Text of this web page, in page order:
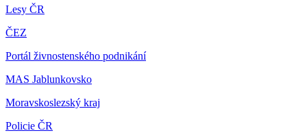
Lesy ČR
ČEZ
Portál živnostenského podnikání
MAS Jablunkovsko
Moravskoslezský kraj
Policie ČR